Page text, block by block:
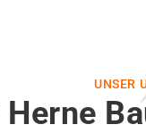
UNSER